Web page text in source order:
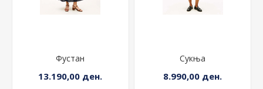
Фустан
13.190,00 ден.
Сукња
8.990,00 ден.